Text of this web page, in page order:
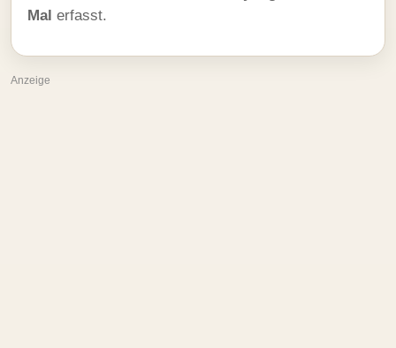
Mal erfasst.
Anzeige